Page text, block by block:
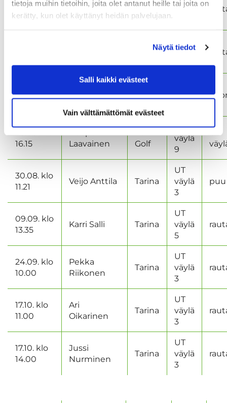
tietoja muihin tietoihin, joita olet antanut heille tai joita on
kerätty, kun olet käyttänyt heidän palvelujaan.
Näytä tiedot
Salli kaikki evästeet
Vain välttämättömät evästeet
31.07.
Jarno
Lappalainen
Tarina
väylä
Tarina
väylä
3
19.10
Hakkarainen
Tarina
väylä
16.15
Laavainen
Golf
UT
väylä
9
30.08. klo
11.21
Veijo Anttila Tarina
UT
väylä
3
puu
09.09. klo
13.35
Karri Salli Tarina
UT
väylä
5
24.09. klo
10.00
Pekka
Riikonen
Tarina
UT
väylä
3
17.10. klo
11.00
Ari
Oikarinen
Tarina
UT
väylä
3
17.10. klo
14.00
Jussi
Nurminen
Tarina
UT
väylä
3